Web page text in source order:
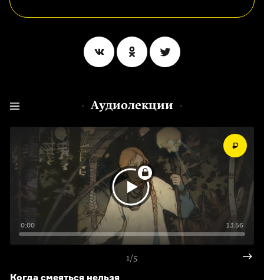
Аудиолекции
0:00 13:56
1/5
Когда смеяться нельзя